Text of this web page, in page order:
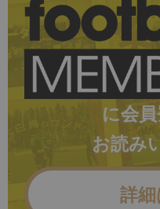
に会
お読み
詳